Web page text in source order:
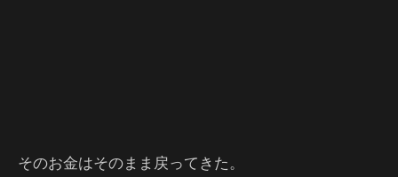
そのお金はそのまま戻ってきた。